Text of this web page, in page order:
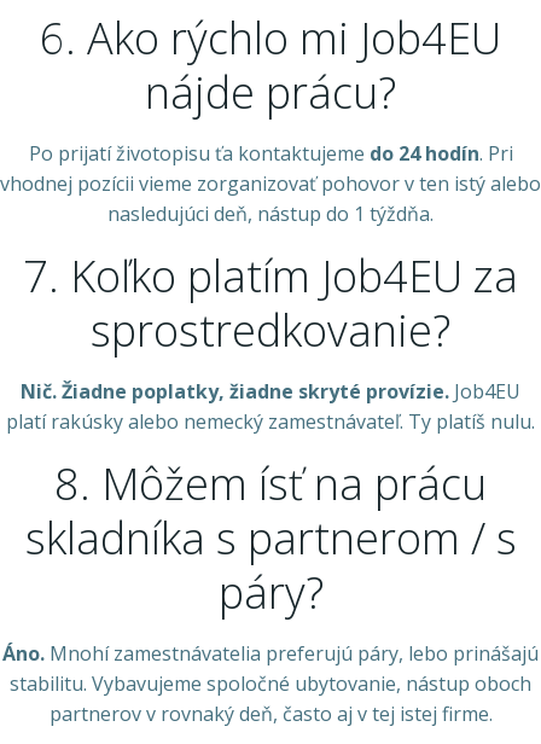
6. Ako rýchlo mi Job4EU
nájde prácu?
Po prijatí životopisu ťa kontaktujeme do 24 hodín. Pri
vhodnej pozícii vieme zorganizovať pohovor v ten istý alebo
nasledujúci deň, nástup do 1 týždňa.
7. Koľko platím Job4EU za
sprostredkovanie?
Nič. Žiadne poplatky, žiadne skryté provízie. Job4EU
platí rakúsky alebo nemecký zamestnávateľ. Ty platíš nulu.
8. Môžem ísť na prácu
skladníka s partnerom / s
páry?
Áno. Mnohí zamestnávatelia preferujú páry, lebo prinášajú
stabilitu. Vybavujeme spoločné ubytovanie, nástup oboch
partnerov v rovnaký deň, často aj v tej istej firme.